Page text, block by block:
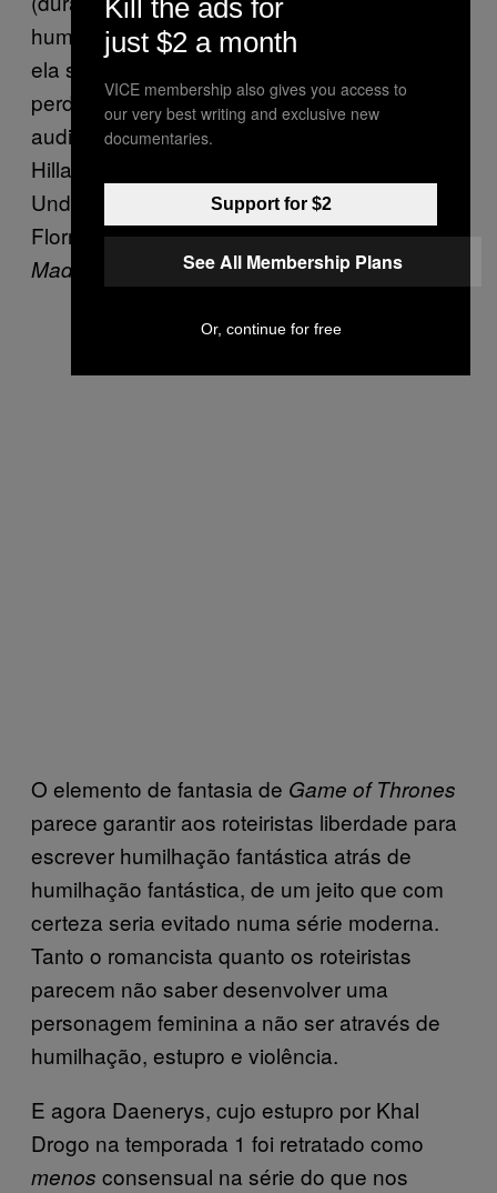
humilhação pública com o adultério, quando
ela se tornou secretária de Estado apesar de
perder para Obama, e novamente durante a
audiência sobre Bengasi ano passado).
Hillarys ficcionais proliferam na TV: Claire
Underwood em
House of Cards
Florrick emThe Good Wife— sem falar em
Madam Secretaryou atéVeep.
O elemento de fantasia de Game of Thrones
parece garantir aos roteiristas liberdade para
escrever humilhação fantástica atrás de
humilhação fantástica, de um jeito que com
certeza seria evitado numa série moderna.
Tanto o romancista quanto os roteiristas
parecem não saber desenvolver uma
personagem feminina a não ser através de
humilhação, estupro e violência.
E agora Daenerys, cujo estupro por Khal
Drogo na temporada 1 foi retratado como
menos consensual na série do que nos
Kill the ads for
just $2 a month
VICE membership also gives you access to
our very best writing and exclusive new
documentaries.
Support for $2
See All Membership Plans
Or, continue for free